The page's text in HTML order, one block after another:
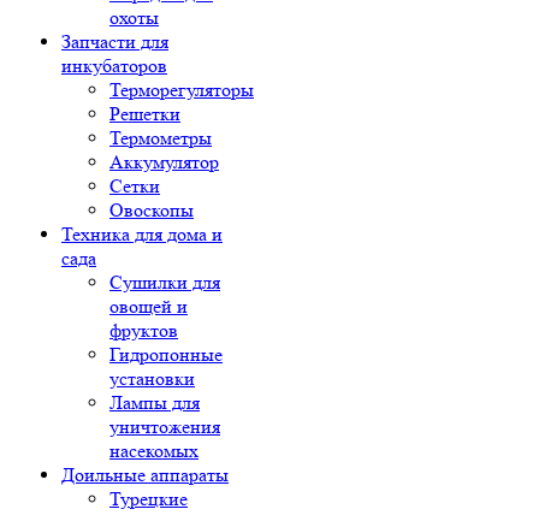
охоты
Запчасти для
инкубаторов
Терморегуляторы
Решетки
Термометры
Аккумулятор
Сетки
Овоскопы
Техника для дома и
сада
Сушилки для
овощей и
фруктов
Гидропонные
установки
Лампы для
уничтожения
насекомых
Доильные аппараты
Турецкие